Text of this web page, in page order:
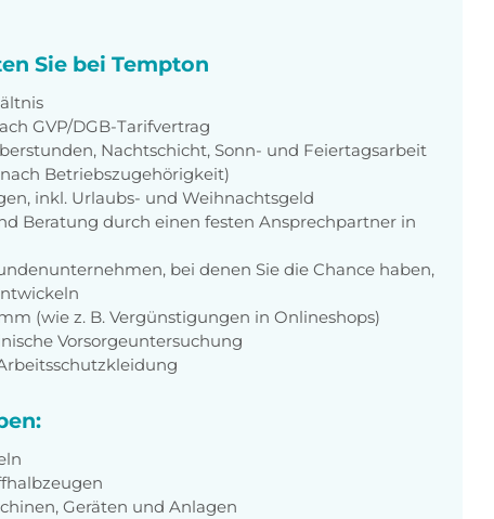
Sie bei Tempton
GVP/DGB-Tarifvertrag
Nachtschicht, Sonn- und Feiertagsarbeit
Betriebszugehörigkeit)
inkl. Urlaubs- und Weihnachtsgeld
Beratung durch einen festen Ansprechpartner in
bei denen Sie die Chance haben,
(wie z. B. Vergünstigungen in Onlineshops)
Vorsorgeuntersuchung
Geräten und Anlagen